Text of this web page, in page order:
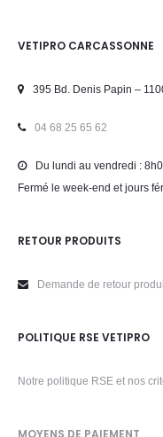
VETIPRO CARCASSONNE
395 Bd. Denis Papin –
04 68 25 65 62
Du lundi au vendredi :
Fermé le week-end et jours
RETOUR PRODUITS
Demande de retour
POLITIQUE RSE VETIPRO
Notre politique RSE et nos
MOYENS DE PAIEMENT